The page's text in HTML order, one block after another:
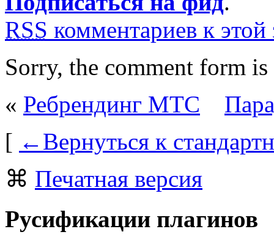
RSS комментариев к этой
Sorry, the comment form
« Ребрендинг МТС
[ ←Вернуться к
⌘ Печатная версия
Русификации плагинов